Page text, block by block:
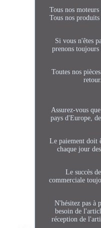
Tous nos
Tous nos
Si vous n'êtes
prenons toujours
Toutes nos
Assurez-vous
pays d'Europe,
Le paiement doit
chaque jour
Le succès
commerciale
N'hésitez pas à
besoin de
réception de